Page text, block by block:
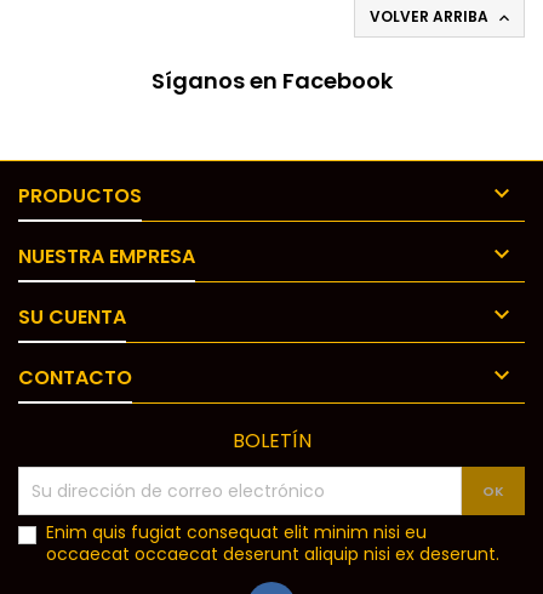
VOLVER ARRIBA 
Síganos en Facebook
PRODUCTOS 
NUESTRA EMPRESA 
SU CUENTA 
CONTACTO 
BOLETÍN
Enim quis fugiat consequat elit minim nisi eu
occaecat occaecat deserunt aliquip nisi ex deserunt.